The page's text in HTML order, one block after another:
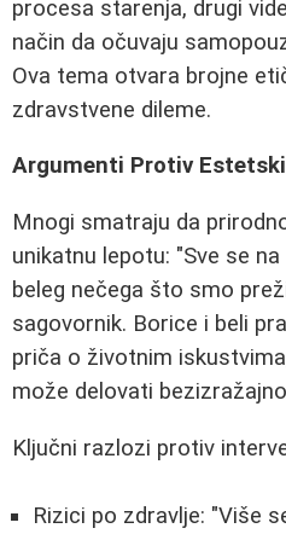
procesa starenja, drugi
način da očuvaju
Ova tema otvara brojne
zdravstvene dileme.
Argumenti Protiv
Mnogi smatraju da
unikatnu lepotu: "Sve se
beleg nečega što smo
sagovornik. Borice i beli
priča o životnim
može delovati
Ključni razlozi protiv
Rizici po zdravlje: "Više